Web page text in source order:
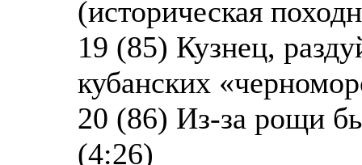
(историческая
19 (85) Кузнец,
кубанских
20 (86) Из-за рощи
(4:26)